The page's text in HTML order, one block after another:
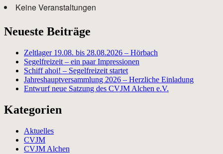
Keine Veranstaltungen
Neueste Beiträge
Zeltlager 19.08. bis 28.08.2026 – Hörbach
Segelfreizeit – ein paar Impressionen
Schiff ahoi! – Segelfreizeit startet
Jahreshauptversammlung 2026 – Herzliche Einladung
Entwurf neue Satzung des CVJM Alchen e.V.
Kategorien
Aktuelles
CVJM
CVJM Alchen